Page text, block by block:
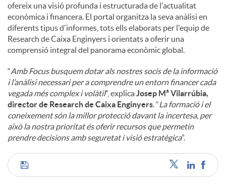
ofereix una visió profunda i estructurada de l'actualitat
econòmica i financera. El portal organitza la seva anàlisi en
diferents tipus d'informes, tots ells elaborats per l'equip de
Research de Caixa Enginyers i orientats a oferir una
comprensió integral del panorama econòmic global.
“Amb Focus busquem dotar als nostres socis de la informació
i l’anàlisi necessari per a comprendre un entorn financer cada
vegada més complex i volàtil”, explica Josep Mª Vilarrúbia,
director de Research de Caixa Enginyers . “La formació i el
coneixement són la millor protecció davant la incertesa, per
això la nostra prioritat és oferir recursos que permetin
prendre decisions amb seguretat i visió estratègica”.
C